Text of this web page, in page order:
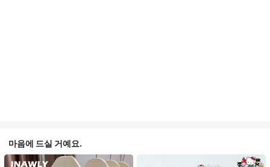
마음에 드실 거예요.